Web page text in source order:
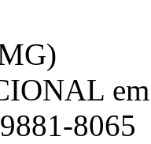
8065